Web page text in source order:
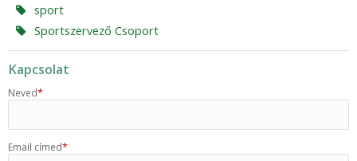
sport
Sportszervező Csoport
Kapcsolat
Neved*
Email címed*